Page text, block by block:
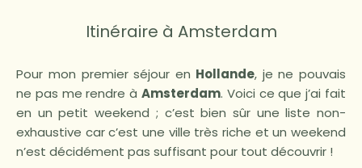
Itinéraire à Amsterdam
Pour mon premier séjour en Hollande, je ne pouvais
ne pas me rendre à Amsterdam. Voici ce que j’ai fait
en un petit weekend ; c’est bien sûr une liste non-
exhaustive car c’est une ville très riche et un weekend
n’est décidément pas suffisant pour tout découvrir !